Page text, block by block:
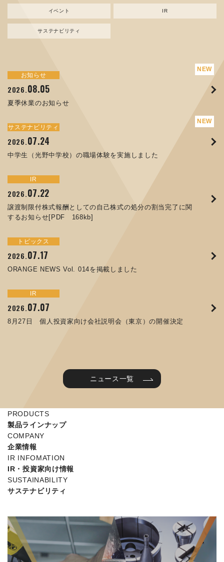
イベント IR
サステナビリティ
お知らせ
2026.08.05
夏季休業のお知らせ
サステナビリティ
2026.07.24
中学生（光野中学校）の職場体験を実施しました
IR
2026.07.22
譲渡制限付株式報酬としての自己株式の処分の割当完了に関
するお知らせ[PDF 168kb]
トピックス
2026.07.17
ORANGE NEWS Vol. 014を掲載しました
IR
2026.07.07
8月27日 個人投資家向け会社説明会（東京）の開催決定
新規事業
2024.04.10
資源ごみAI 自動選別機 販売開始のお知らせ
お知らせ
2026.08.05
夏季休業のお知らせ
お知らせ
2025.11.17
コラムを更新しました：MECT2025(メカトロテックジャパ
お知らせ
2025.09.02
XWT-8 日本デザイン振興会賞受賞！
お知らせ
2025.05.29
コラムを更新しました：MEX金沢2025(第61回機械工業見本
お知らせ
2025.05.15
トピックス
2026.07.17
ORANGE NEWS Vol. 014を掲載しました
トピックス
2026.04.17
ORANGE NEWS Vol. 013を掲載しました
トピックス
2025.10.01
高松流技Vol.25を掲載しました
2025.09.10
ORANGE NEWS Vol. 011を掲載しました
2025.07.31
ORANGE NEWS Vol. 010を掲載しました
イベント
2026.04.03
MEX金沢2026 出展のご案内 ※終了しました
イベント
2025.08.29
MECT 2025 出展のご案内 ※終了しました
イベント
2025.04.16
MEX金沢2025 出展のご案内 ※終了しました
2024.09.26
JIMTOF2024 出展のご案内 ※終了しました
2024.05.13
MEX金沢2024 学生向け会社説明コーナー予約のご案内 ※
終了しました
IR
2026.07.22
譲渡制限付株式報酬としての自己株式の処分の割当完了に関
IR
2026. 07.07
IR
2026.07.01
コーポレートガバナンス報告書を更新しました
IR
2026.06.26
第65回定時株主総会のご報告を掲載しました
IR
2026.06.25
譲渡制限付株式報酬としての自己株式の処分に関するお知ら
サステナビリティ
2026.07.24
中学生（光野中学校）の職場体験を実施しました
サステナビリティ
2026.06.12
人材戦略を策定しました
サステナビリティ
2026.03.26
「健康経営優良法人２０２６（大規模法人部門）」に認定さ
れました
サステナビリティ
2025.12.09
令和７年度石川県ワークライフバランス企業知事表彰「優良
サステナビリティ
2025.12.04
ニュース一覧
PRODUCTS
製品ラインナップ
COMPANY
企業情報
IR INFOMATION
IR・投資家向け情報
SUSTAINABILITY
サステナビリティ